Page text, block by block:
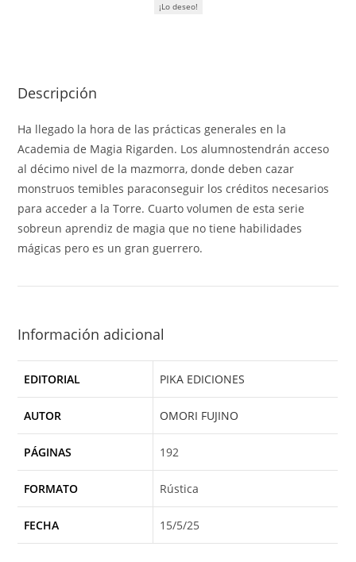
¡Lo deseo!
Descripción
Ha llegado la hora de las prácticas generales en la
Academia de Magia Rigarden. Los alumnostendrán acceso
al décimo nivel de la mazmorra, donde deben cazar
monstruos temibles paraconseguir los créditos necesarios
para acceder a la Torre. Cuarto volumen de esta serie
sobreun aprendiz de magia que no tiene habilidades
mágicas pero es un gran guerrero.
Información adicional
EDITORIAL PIKA EDICIONES
AUTOR OMORI FUJINO
PÁGINAS 192
FORMATO Rústica
FECHA 15/5/25